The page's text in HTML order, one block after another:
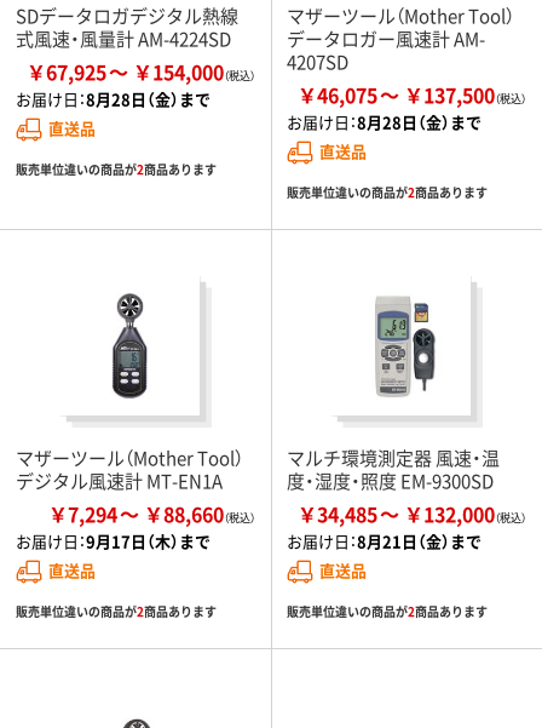
SDデータロガデジタル熱線
式風速・風量計 AM-4224SD
￥67,925 ￥154,000
お届け日：8月28日（金）まで
直送品
販売単位違いの商品が2商品あります
マザーツール（Mother Tool）
データロガー風速計 AM-
4207SD
￥46,075 ￥137,500
お届け日：8月28日（金）まで
直送品
販売単位違いの商品が2商品あります
マザーツール（Mother Tool）
デジタル風速計 MT-EN1A
￥7,294 ￥88,660
お届け日：9月17日（木）まで
直送品
販売単位違いの商品が2商品あります
マルチ環境測定器 風速・温
度・湿度・照度 EM-9300SD
￥34,485 ￥132,000
お届け日：8月21日（金）まで
直送品
販売単位違いの商品が2商品あります